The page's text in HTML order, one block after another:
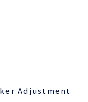
Adjustment